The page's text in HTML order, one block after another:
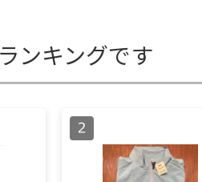
ンキングです